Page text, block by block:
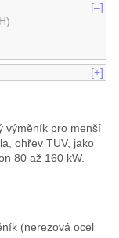
[–]
[+]
výměník pro menší
ohřev TUV, jako
80 až 160 kW.
(nerezová ocel